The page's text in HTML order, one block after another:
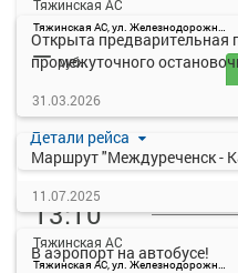
Тяжинская АС
Тяжинская АС, ул. Железнодорожная, 14
Детали рейса
— руб.
13:10
Тяжинская АС
Тяжинская АС, ул. Железнодорожная, 14
Открыта предварительная
промежуточного
31.03.2026
Маршрут "Междуреченск -
11.07.2025
В аэропорт на автобусе!